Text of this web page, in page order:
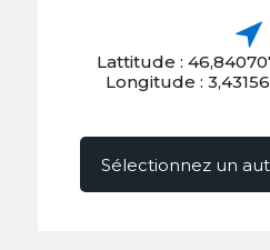
Lattitude :
Longitude :